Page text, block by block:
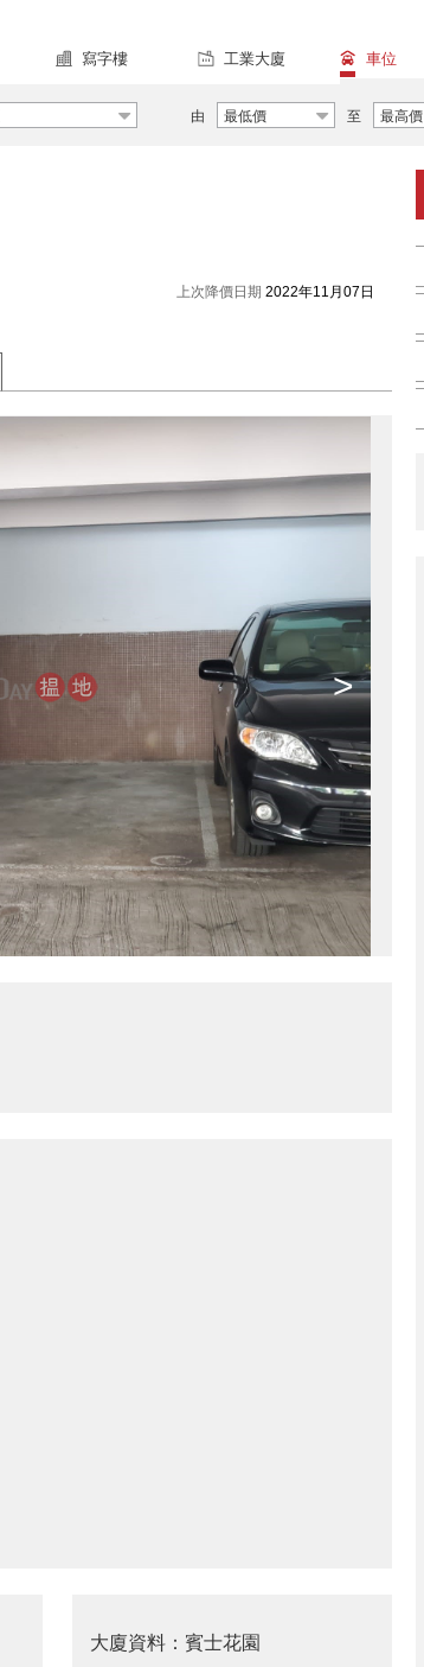
寫字樓 工業大廈 車位
由 最低價 至 最高價
上次降價日期 2022年11月07日
>
大廈資料：賓士花園